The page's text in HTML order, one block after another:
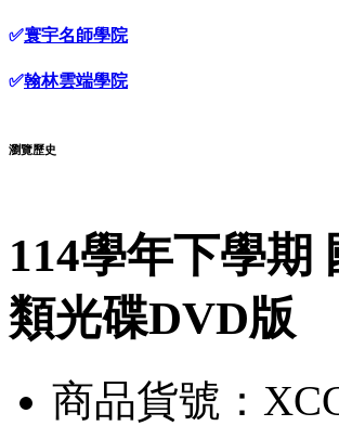
✅寰宇名師學院
✅翰林雲端學院
瀏覽歷史
114學年下學期
類光碟DVD版
商品貨號：